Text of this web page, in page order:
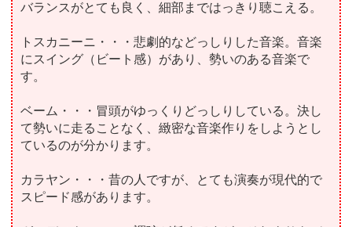
バランスがとても良く、細部まではっきり聴こえる。
トスカニーニ・・・悲劇的などっしりした音楽。音楽
にスイング（ビート感）があり、勢いのある音楽で
す。
ベーム・・・冒頭がゆっくりどっしりしている。決し
て勢いに走ることなく、緻密な音楽作りをしようとし
ているのが分かります。
カラヤン・・・昔の人ですが、とても演奏が現代的で
スピード感があります。